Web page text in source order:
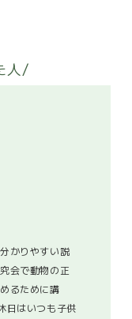
人/
かりやすい説
会で動物の正
るために講
日はいつも子供